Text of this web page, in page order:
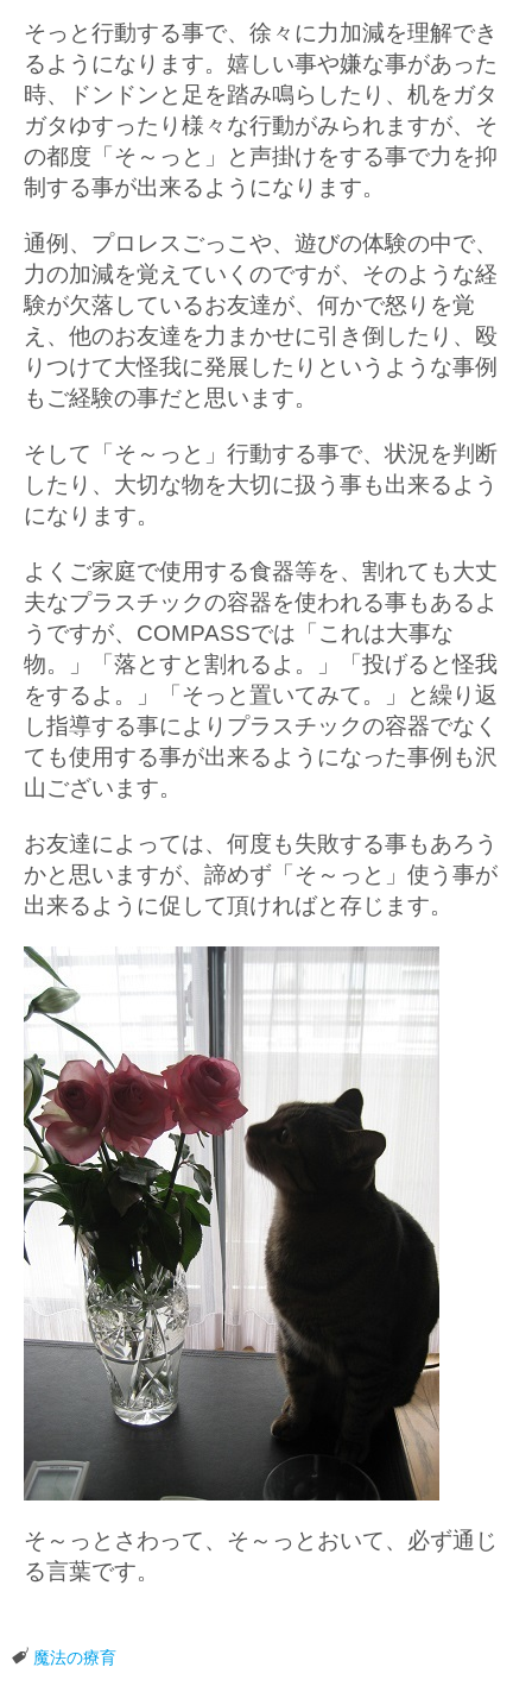
そっと行動する事で、徐々に力加減を理解でき
るようになります。嬉しい事や嫌な事があった
時、ドンドンと足を踏み鳴らしたり、机をガタ
ガタゆすったり様々な行動がみられますが、そ
の都度「そ～っと」と声掛けをする事で力を抑
制する事が出来るようになります。
通例、プロレスごっこや、遊びの体験の中で、
力の加減を覚えていくのですが、そのような経
験が欠落しているお友達が、何かで怒りを覚
え、他のお友達を力まかせに引き倒したり、殴
りつけて大怪我に発展したりというような事例
もご経験の事だと思います。
そして「そ～っと」行動する事で、状況を判断
したり、大切な物を大切に扱う事も出来るよう
になります。
よくご家庭で使用する食器等を、割れても大丈
夫なプラスチックの容器を使われる事もあるよ
うですが、COMPASSでは「これは大事な
物。」「落とすと割れるよ。」「投げると怪我
をするよ。」「そっと置いてみて。」と繰り返
し指導する事によりプラスチックの容器でなく
ても使用する事が出来るようになった事例も沢
山ございます。
お友達によっては、何度も失敗する事もあろう
かと思いますが、諦めず「そ～っと」使う事が
出来るように促して頂ければと存じます。
そ～っとさわって、そ～っとおいて、必ず通じ
る言葉です。
魔法の療育